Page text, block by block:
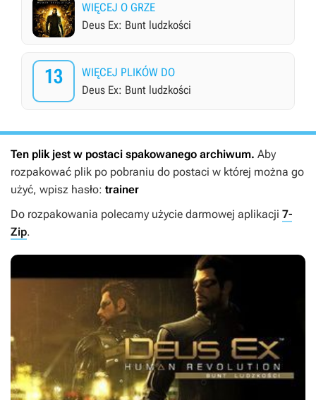
WIĘCEJ O GRZE
Deus Ex: Bunt ludzkości
13
WIĘCEJ PLIKÓW DO
Deus Ex: Bunt ludzkości
Ten plik jest w postaci spakowanego archiwum. Aby
rozpakować plik po pobraniu do postaci w której można go
użyć, wpisz hasło: trainer
Do rozpakowania polecamy użycie darmowej aplikacji 7-
Zip.